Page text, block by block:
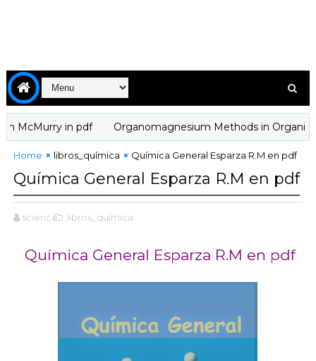
in pdf Organomagnesium Methods in Organic
Home libros_química Química General Esparza R.M en pdf
Química General Esparza R.M en pdf
science ,libros_química
Química General Esparza R.M en pdf